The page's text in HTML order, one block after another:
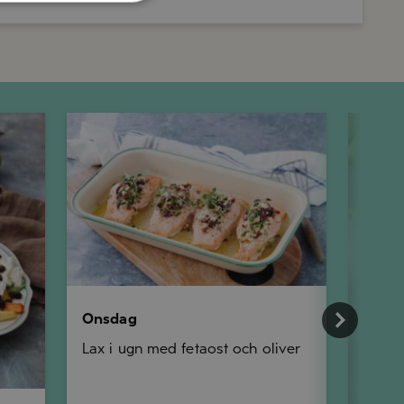
Onsdag
Lax i ugn med fetaost och oliver